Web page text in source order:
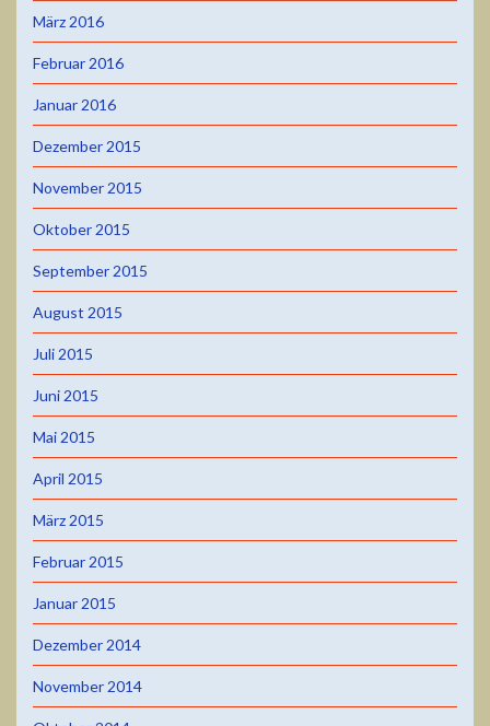
März 2016
Februar 2016
Januar 2016
Dezember 2015
November 2015
Oktober 2015
September 2015
August 2015
Juli 2015
Juni 2015
Mai 2015
April 2015
März 2015
Februar 2015
Januar 2015
Dezember 2014
November 2014